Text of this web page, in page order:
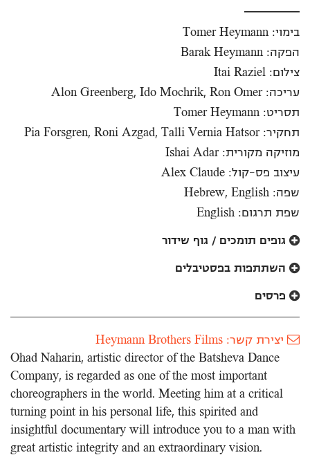
בימוי: Tomer Heymann
הפקה: Barak Heymann
צילום: Itai Raziel
עריכה: Alon Greenberg, Ido Mochrik, Ron Omer
תסריט: Tomer Heymann
תחקיר: Pia Forsgren, Roni Azgad, Talli Vernia Hatsor
מוזיקה מקורית: Ishai Adar
עיצוב פס-קול: Alex Claude
שפה: Hebrew, English
שפת תרגום: English
גופים תומכים / גוף שידור
השתתפות בפסטיבלים
פרסים
יצירת קשר: Heymann Brothers Films
Ohad Naharin, artistic director of the Batsheva Dance
Company, is regarded as one of the most important
choreographers in the world. Meeting him at a critical
turning point in his personal life, this spirited and
insightful documentary will introduce you to a man with
great artistic integrity and an extraordinary vision.